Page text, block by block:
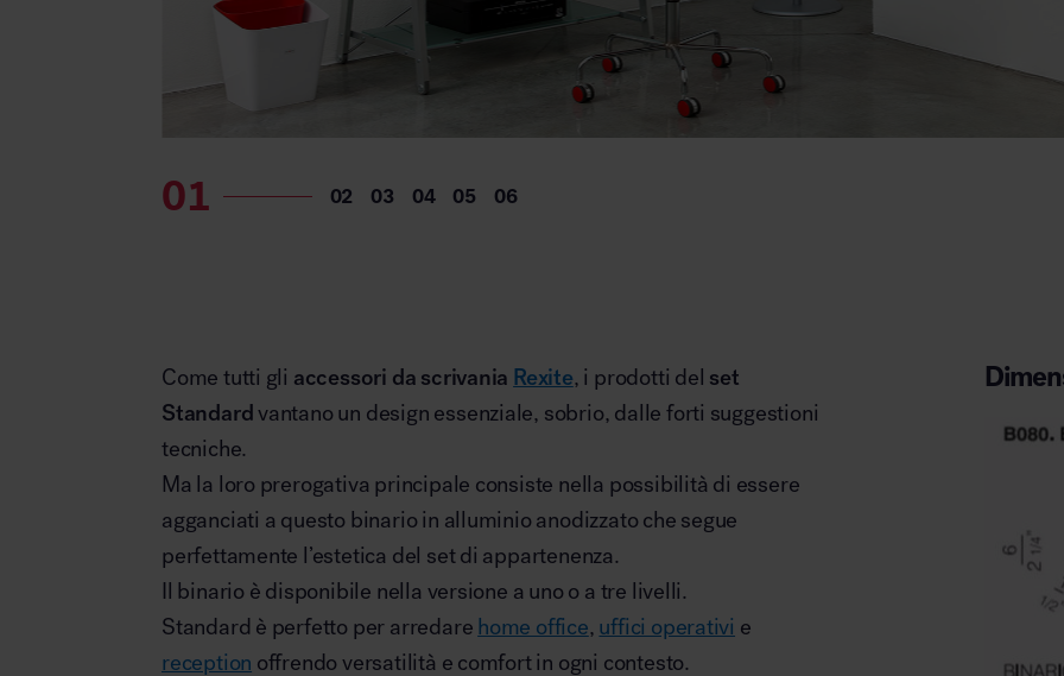
Come tutti gli accessori da scrivania Rexite, i prodotti del set
Standardvantano un design essenziale, sobrio, dalle forti suggestioni
tecniche.
Ma la loro prerogativa principale consiste nella possibilità di essere
agganciati a questo binario in alluminio anodizzato che segue
perfettamente l’estetica del set di appartenenza.
Il binario è disponibile nella versione a uno o a tre livelli.
Standard è perfetto per arredare home office, uffici operativi e
reception offrendo versatilità e comfort in ogni contesto.